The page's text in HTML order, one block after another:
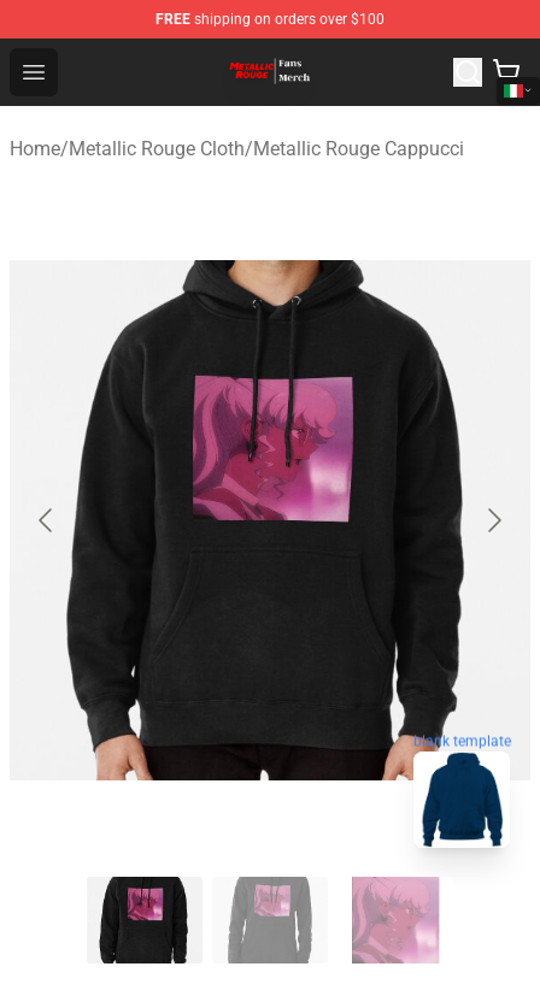
FREE shipping on orders over $100
Open menu
Metallic Rouge Store - Official Metallic Rouge
Home/Metallic Rouge Cloth/Metallic Rouge Cappucci
blank template